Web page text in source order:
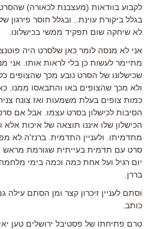
לקבוע בוודאות (מעצבנת לכאורה)
בגלל ביקורת עוינת.. ובגלל חוסר פירגון
לא שיחקה שום תפקיד ממשי בכישלונו.
אני לא מנסה לומר כאן שלסרט היה
מתיימר לעשות כן בלי לראות אותו. אני
שכישלונו של הסרט נובע מכך שהצופים
ולא מכך שהצופים באו והתבאסו ממנו.
כמות צופים בעלת משמעות ואז צונח
הסיבות לכישלון בסרט עצמו. אבל אם
הכישלון שלו איננו תוצאה של איכות
מתדמיתו. ולעניין התדמית. ברנז'ה לא
סרט עם תדמית בעייתית שגורמת מראש
יום רגיל ועל אחת כמה וכמה בימי
בררן.
וסתם לעניין זיכרון קצר ומן הסתם
כותב.
טרם פתיחתו של פסטיבל ירושלים טען